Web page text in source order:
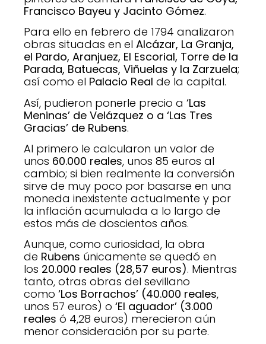
Francisco Bayeu y Jacinto Gómez.
Para ello en febrero de 1794 analizaron
obras situadas en el Alcázar, La Granja,
el Pardo, Aranjuez, El Escorial, Torre de la
Parada, Batuecas, Viñuelas y la Zarzuela;
así como el Palacio Real de la capital.
Así, pudieron ponerle precio a ‘Las
Meninas’ de Velázquez o a ‘Las Tres
Gracias’ de Rubens.
Al primero le calcularon un valor de
unos 60.000 reales, unos 85 euros al
cambio; si bien realmente la conversión
sirve de muy poco por basarse en una
moneda inexistente actualmente y por
la inflación acumulada a lo largo de
estos más de doscientos años.
Aunque, como curiosidad, la obra
de Rubens únicamente se quedó en
los 20.000 reales (28,57 euros). Mientras
tanto, otras obras del sevillano
como ‘Los Borrachos’ (40.000 reales,
unos 57 euros) o ‘El aguador’ (3.000
reales ó 4,28 euros) merecieron aún
menor consideración por su parte.